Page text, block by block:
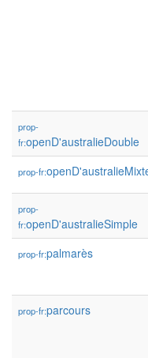
prop-
fr:openD'australieDouble
prop-fr:
prop-
fr:openD'australieSimple
prop-fr:palmarès
prop-fr:parcours